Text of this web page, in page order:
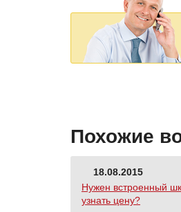
Похожие
18.08.2015
Нужен встроенный
узнать цену?